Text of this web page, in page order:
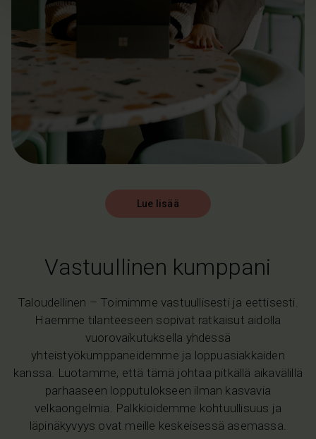
Lue lisää
Vastuullinen kumppani
Taloudellinen – Toimimme vastuullisesti ja eettisesti.
Haemme tilanteeseen sopivat ratkaisut aidolla
vuorovaikutuksella yhdessä
yhteistyökumppaneidemme ja loppuasiakkaiden
kanssa. Luotamme, että tämä johtaa pitkällä aikavälillä
parhaaseen lopputulokseen ilman kasvavia
velkaongelmia. Palkkioidemme kohtuullisuus ja
läpinäkyvyys ovat meille keskeisessä asemassa.